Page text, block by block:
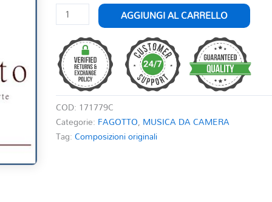
ADAGIETTO
PER
FAGOTTO
E
PIANOFORTE
quantità
AGGIUNGI AL CARRELLO
COD: 171779C
Categorie: FAGOTTO, MUSICA DA CAMERA
Tag:Composizioni originali